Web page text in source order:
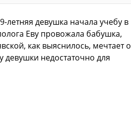
летняя девушка начала учебу в
Еву провожала бабушка,
как выяснилось, мечтает о
девушки недостаточно для